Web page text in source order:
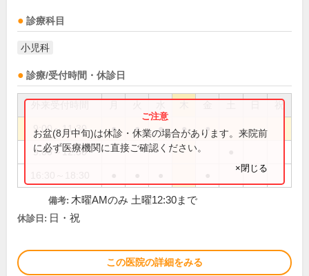
診療科目
小児科
診療/受付時間・休診日
祝
9:00～11:30 ● ● ● ● ●
9:00～12:30
お盆(8月中旬)は休診・休業の場合があります。来院前
に必ず医療機関に直接ご確認ください。
×閉じる
備考: 木曜AMのみ 土曜12:30まで
休診日: 日・祝
この医院の詳細をみる